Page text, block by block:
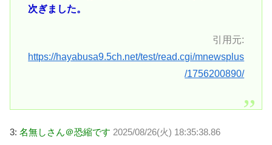
次ぎました。
引用元:
https://hayabusa9.5ch.net/test/read.cgi/mnewsplus
/1756200890/
3: 名無しさん＠恐縮です 2025/08/26(火) 18:35:38.86